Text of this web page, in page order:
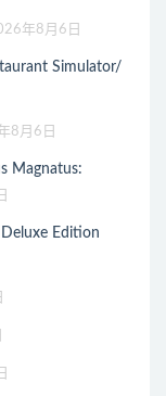
年8月6日
Simulator/
8月6日
Magnatus:
Edition